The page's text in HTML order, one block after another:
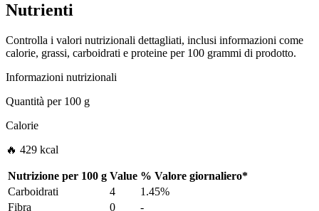
Nutrienti
Controlla i valori nutrizionali dettagliati, inclusi informazioni come
calorie, grassi, carboidrati e proteine per 100 grammi di prodotto.
Informazioni nutrizionali
Quantità per100 g
Calorie
🔥 429 kcal
Nutrizione per 100 g Value % Valore giornaliero*
Carboidrati
4
1.45%
Fibra
0
-